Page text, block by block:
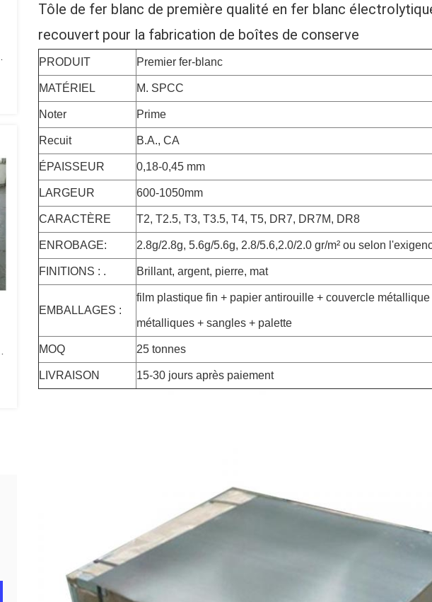
Tôle de fer blanc de première qualité en fer blanc
recouvert pour la fabrication de boîtes de conserve
PRODUIT Premier fer-blanc
MATÉRIEL M. SPCC
Noter Prime
Recuit B.A., CA
ÉPAISSEUR 0,18-0,45 mm
LARGEUR 600-1050mm
CARACTÈRE T2, T2.5, T3, T3.5, T4, T5, DR7, DR7M, DR8
ENROBAGE: 2.8g/2.8g, 5.6g/5.6g, 2.8/5.6,2.0/2.0 gr/m² ou selon
FINITIONS : . Brillant, argent, pierre, mat
EMBALLAGES :
film plastique fin + papier antirouille + couvercle
métalliques + sangles + palette
MOQ 25 tonnes
LIVRAISON 15-30 jours après paiement